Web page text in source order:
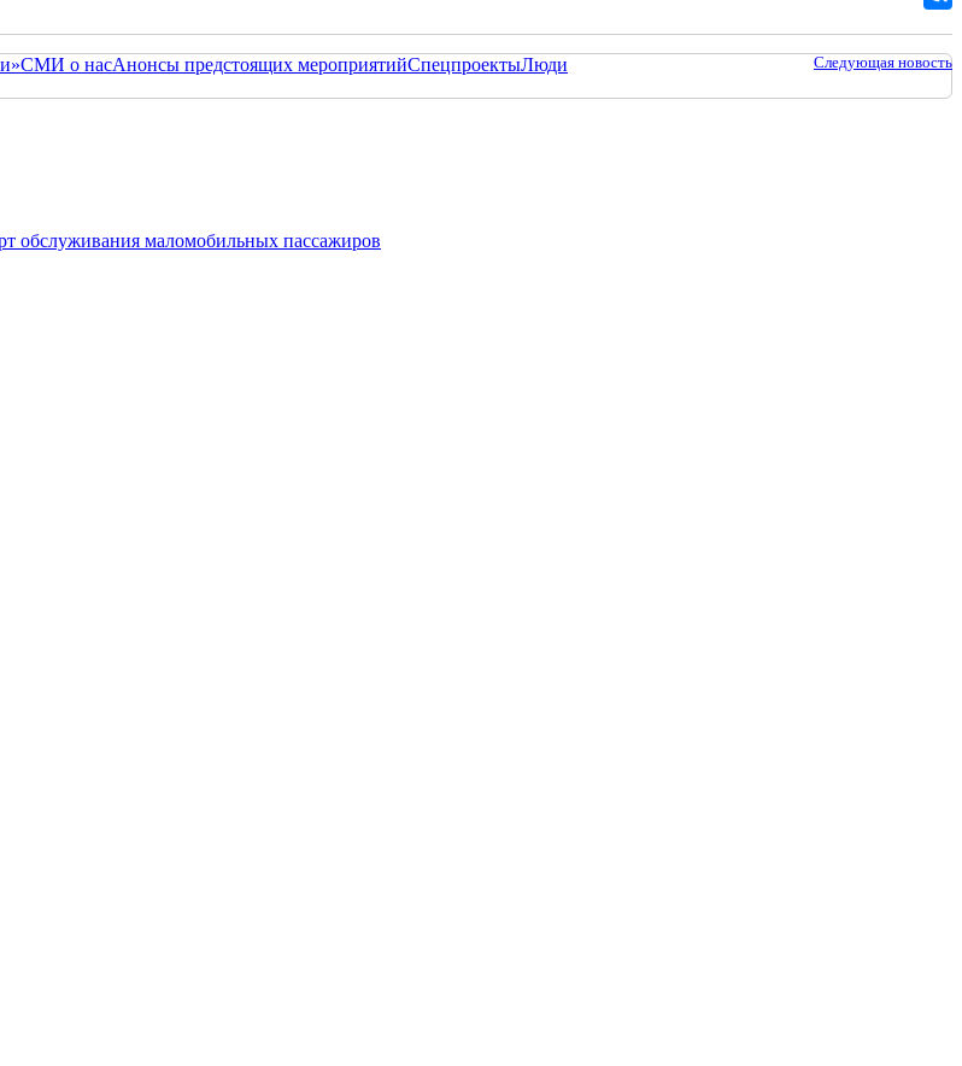
Следующая новость
СМИ о насАнонсы предстоящих мероприятийСпецпроектыЛюди
обслуживания маломобильных пассажиров